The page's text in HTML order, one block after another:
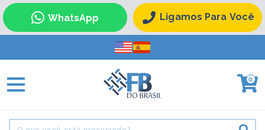
WhatsApp Ligamos Para Você
0